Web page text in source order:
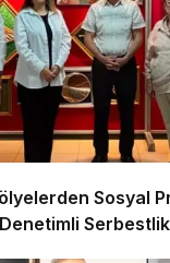
Sosyal